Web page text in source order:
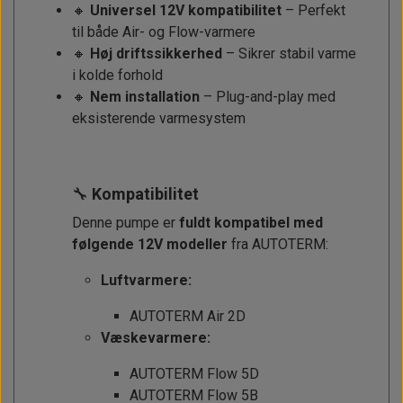
🔸 Universel 12V kompatibilitet – Perfekt
til både Air- og Flow-varmere
🔸 Høj driftssikkerhed – Sikrer stabil varme
i kolde forhold
🔸 Nem installation – Plug-and-play med
eksisterende varmesystem
🔧 Kompatibilitet
Denne pumpe er fuldt kompatibel med
følgende 12V modeller fra AUTOTERM:
Luftvarmere:
AUTOTERM Air 2D
Væskevarmere:
AUTOTERM Flow 5D
AUTOTERM Flow 5B